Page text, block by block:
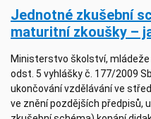
Jednotné zkušební
maturitní zkoušky –
Ministerstvo školství,
odst. 5 vyhlášky č. 177/2009
ukončování vzdělávání ve
ve znění pozdějších předpisů,